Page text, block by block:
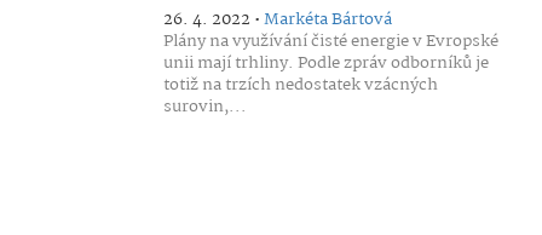
26. 4. 2022 •Markéta Bártová
Plány na využívání čisté energie v Evropské
unii mají trhliny. Podle zpráv odborníků je
totiž na trzích nedostatek vzácných
surovin,...